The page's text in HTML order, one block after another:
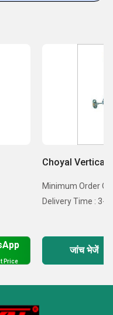
Price
Choyal Vertical
Minimum Order
Delivery Time : 3-4
जांच भेजें